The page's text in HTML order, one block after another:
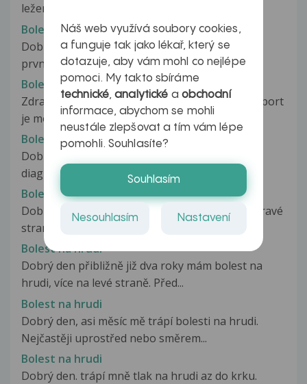
ležení mě, celkem dost, bolí...
Bolest na hrudi
Dobrý den, je mi téměř 25 let, mám přesně rok
prvním porodu. 9 měsíců jsem kojila....
Bolest na hrudi
Zdravím všechny a prosím o radu!!! Je mi 29let sport
je moje droga nekouřím...
Bolest na hrudi
Dobrý den. Chtěl bych se poradit na postup
diagnostiky mého problému. Nejprve...
Bolest na hrudi
Dobrý den, Druhý den mě bolí,spíše píchá na pravé
straně žeber,nejvíce pod...
Bolest na hrudi
Dobrý den přibližně již dva roky mám bolest na
hrudi, více na levé straně. Před...
Bolest na hrudi
Dobrý den, asi měsíc mě trápí bolesti na hrudi.
Nejčastěji uprostřed nebo směrem...
Bolest na hrudi
Dobrý den. trápí mně tlak na hrudi az do krku.
Náš web využívá soubory cookies,
a funguje tak jako lékař, který se
dotazuje, aby vám mohl co nejlépe
pomoci. My takto sbíráme
technické,analytické a obchodní
informace, abychom se mohli
neustále zlepšovat a tím vám lépe
pomohli. Souhlasíte?
Souhlasím
Nesouhlasím Nastavení